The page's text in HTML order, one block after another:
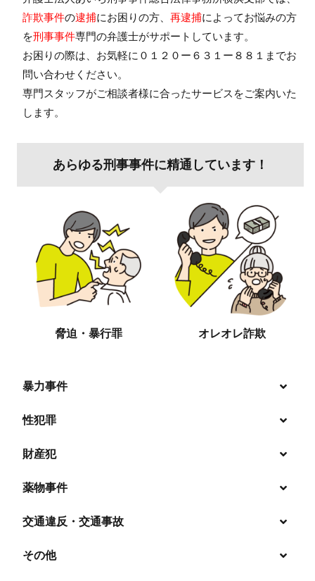
詐欺事件の逮捕にお困りの方、 再逮捕によってお悩みの方
を刑事事件専門の弁護士がサポートしています。
お困りの際は、お気軽に ０１２０ー６３１ー８８１ までお
問い合わせください。
専門スタッフがご相談者様に合ったサービスをご案内いた
します。
あらゆる刑事事件に精通しています！
脅迫・暴行罪 オレオレ詐欺
暴力事件
性犯罪
盗撮・のぞき
財産犯
薬物事件
交通違反・交通事故
その他